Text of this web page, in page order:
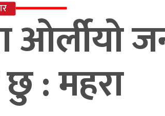
ओर्लीयो
छु : महरा